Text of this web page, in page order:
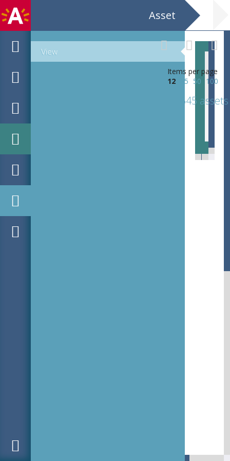
Asset
View
Items per page
12
25 50 100
645 assets